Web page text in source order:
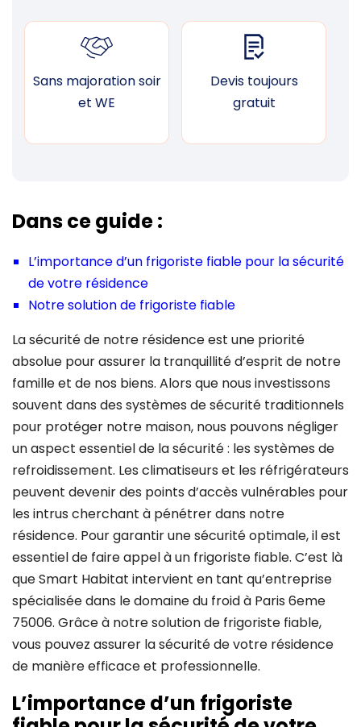
Sans majoration soir
et WE
Devis toujours
gratuit
Dans ce guide :
L’importance d’un frigoriste fiable pour la sécurité
de votre résidence
Notre solution de frigoriste fiable
La sécurité de notre résidence est une priorité
absolue pour assurer la tranquillité d’esprit de notre
famille et de nos biens. Alors que nous investissons
souvent dans des systèmes de sécurité traditionnels
pour protéger notre maison, nous pouvons négliger
un aspect essentiel de la sécurité : les systèmes de
refroidissement. Les climatiseurs et les réfrigérateurs
peuvent devenir des points d’accès vulnérables pour
les intrus cherchant à pénétrer dans notre
résidence. Pour garantir une sécurité optimale, il est
essentiel de faire appel à un frigoriste fiable. C’est là
que Smart Habitat intervient en tant qu’entreprise
spécialisée dans le domaine du froid à Paris 6eme
75006. Grâce à notre solution de frigoriste fiable,
vous pouvez assurer la sécurité de votre résidence
de manière efficace et professionnelle.
L’importance d’un frigoriste